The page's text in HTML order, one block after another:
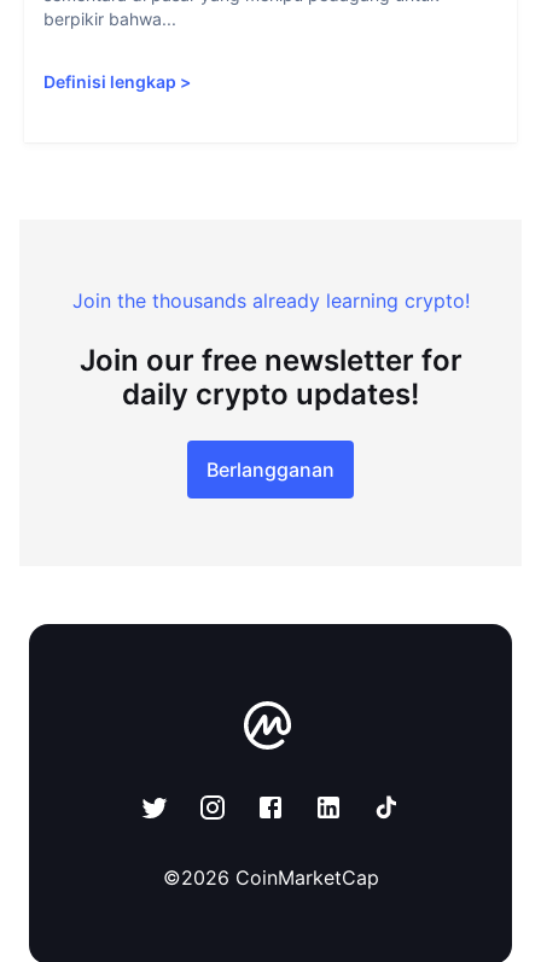
berpikir bahwa...
Definisi lengkap >
Join the thousands already learning crypto!
Join our free newsletter for
daily crypto updates!
Berlangganan
©2026 CoinMarketCap